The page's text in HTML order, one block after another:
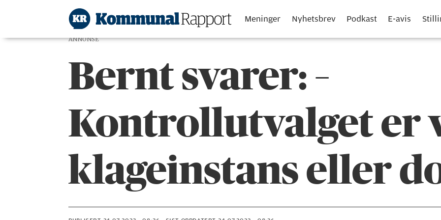
Meninger Nyhetsbrev Podkast E-avis
ANNONSE
Bernt svarer: –
Kontrollutvalget er
klageinstans eller